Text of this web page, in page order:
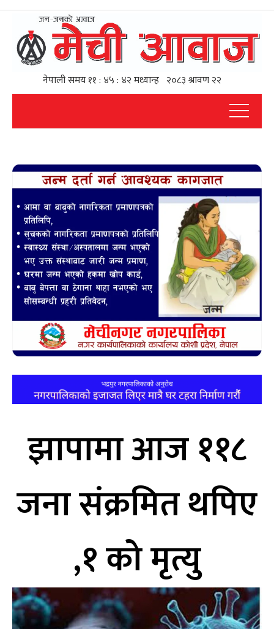
झापामा आज ११८
जना संक्रमित थपिए
,१ को मृत्यु